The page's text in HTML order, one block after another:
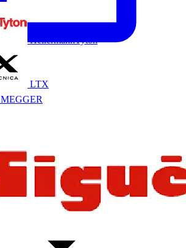
HellermannTyton
LTX
MEGGER